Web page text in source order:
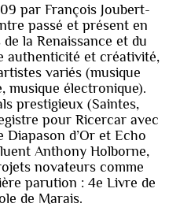
par François Joubert-
passé et présent en
la Renaissance et du
authenticité et créativité,
variés (musique
musique électronique).
prestigieux (Saintes,
pour Ricercar avec
d’Or et Echo
Anthony Holborne,
novateurs comme
parution : 4e Livre de
de Marais.